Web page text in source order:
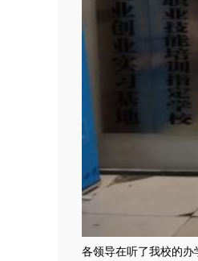
各领导在听了我校的办